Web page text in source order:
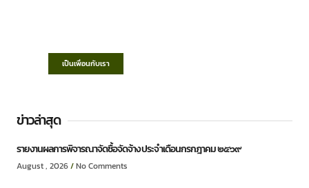
เป็นเพื่อนกับเรา
ข่าวล่าสุด
รายงานผลการพิจารณาจัดซื้อจัดจ้าง ประจำเดือนกรกฎาคม ๒๕๖๙
August , 2026 No Comments